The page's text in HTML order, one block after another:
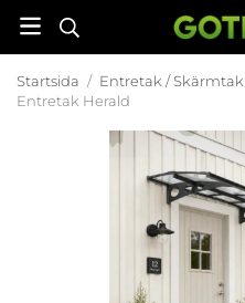
Startsida / Entretak / Skärmtak
Entretak Herald